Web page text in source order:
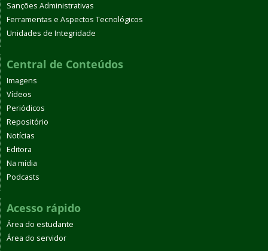
Sanções Administrativas
Ferramentas e Aspectos Tecnológicos
Unidades de Integridade
Central de Conteúdos
Imagens
Vídeos
Periódicos
Repositório
Notícias
Editora
Na mídia
Podcasts
Acesso rápido
Área do estudante
Área do servidor